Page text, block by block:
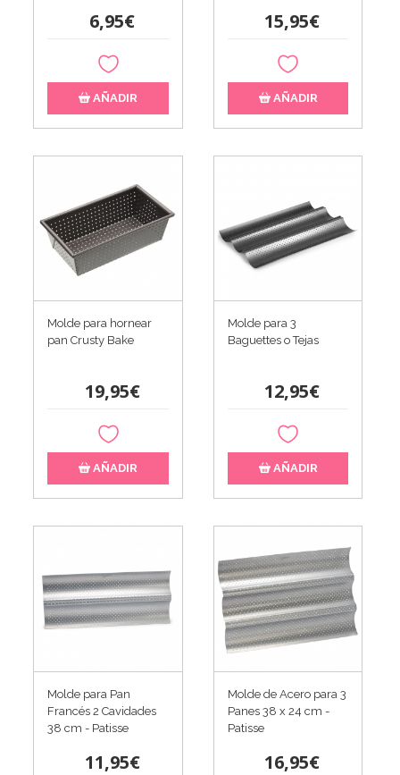
6,95€
AÑADIR
15,95€
AÑADIR
Molde para hornear
pan Crusty Bake
19,95€
AÑADIR
Molde para 3
Baguettes o Tejas
12,95€
AÑADIR
Molde para Pan
Francés 2 Cavidades
38 cm - Patisse
11,95€
Molde de Acero para 3
Panes 38 x 24 cm -
Patisse
16,95€